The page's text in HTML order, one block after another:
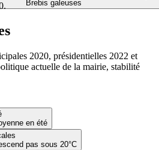
Brebis galeuses
en été
pas sous 20°C
2020, présidentielles 2022 et
actuelle de la mairie, stabilité